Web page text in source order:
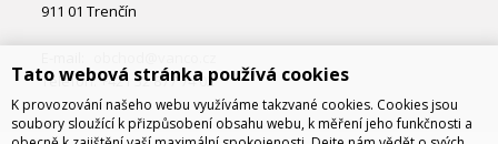
911 01 Trenčín
Telefon: +421 32 877 74 02
Tato webová stránka používá cookies
K provozování našeho webu využíváme takzvané cookies. Cookies jsou
soubory sloužící k přizpůsobení obsahu webu, k měření jeho funkčnosti a